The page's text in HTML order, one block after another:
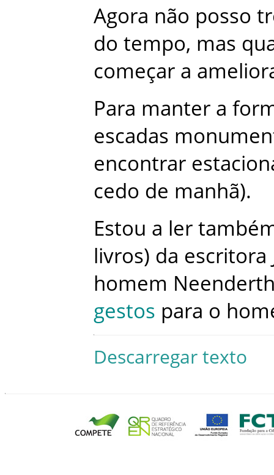
Agora não posso
do tempo, mas
começar a
Para manter a
escadas
encontrar
cedo de manhã).
Estou a ler
livros) da escritora
homem
gestos para o
Descarregar texto